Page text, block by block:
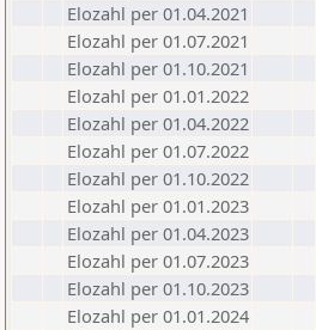
Elozahl per 01.04.2021
Elozahl per 01.07.2021
Elozahl per 01.10.2021
Elozahl per 01.01.2022
Elozahl per 01.04.2022
Elozahl per 01.07.2022
Elozahl per 01.10.2022
Elozahl per 01.01.2023
Elozahl per 01.04.2023
Elozahl per 01.07.2023
Elozahl per 01.10.2023
Elozahl per 01.01.2024